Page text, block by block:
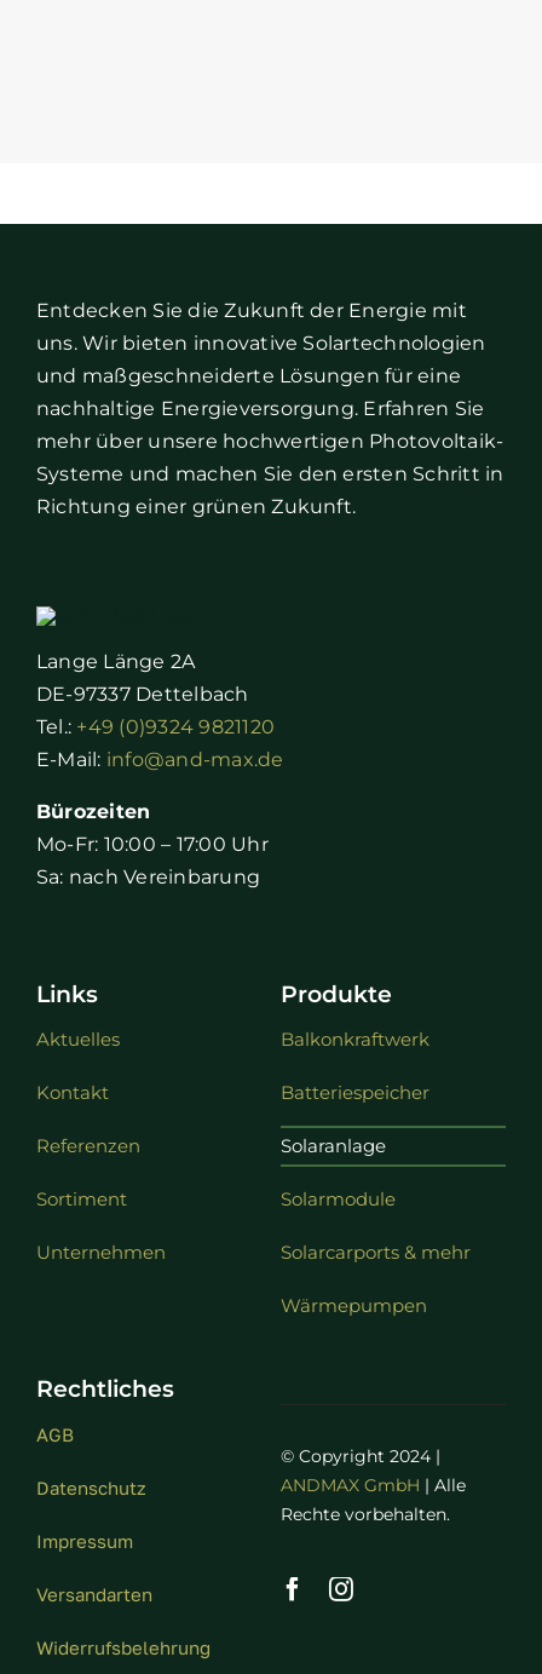
Entdecken Sie die Zukunft der Energie mit
uns. Wir bieten innovative Solartechnologien
und maßgeschneiderte Lösungen für eine
nachhaltige Energieversorgung. Erfahren Sie
mehr über unsere hochwertigen Photovoltaik-
Systeme und machen Sie den ersten Schritt in
Richtung einer grünen Zukunft.
Lange Länge 2A
DE-97337 Dettelbach
Tel.: +49 (0)9324 9821120
E-Mail: info@and-max.de
Bürozeiten
Mo-Fr: 10:00 – 17:00 Uhr
Sa: nach Vereinbarung
Links
Aktuelles
Kontakt
Referenzen
Sortiment
Unternehmen
Produkte
Balkonkraftwerk
Batteriespeicher
Solaranlage
Solarmodule
Solarcarports & mehr
Wärmepumpen
Rechtliches
AGB
Datenschutz
Impressum
Versandarten
Widerrufsbelehrung
© Copyright 2024 |
ANDMAX GmbH | Alle
Rechte vorbehalten.